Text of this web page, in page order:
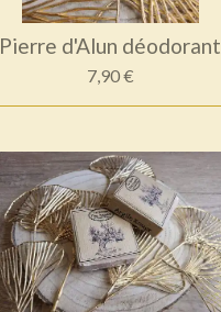
Pierre d'Alun déodorant
7,90 €